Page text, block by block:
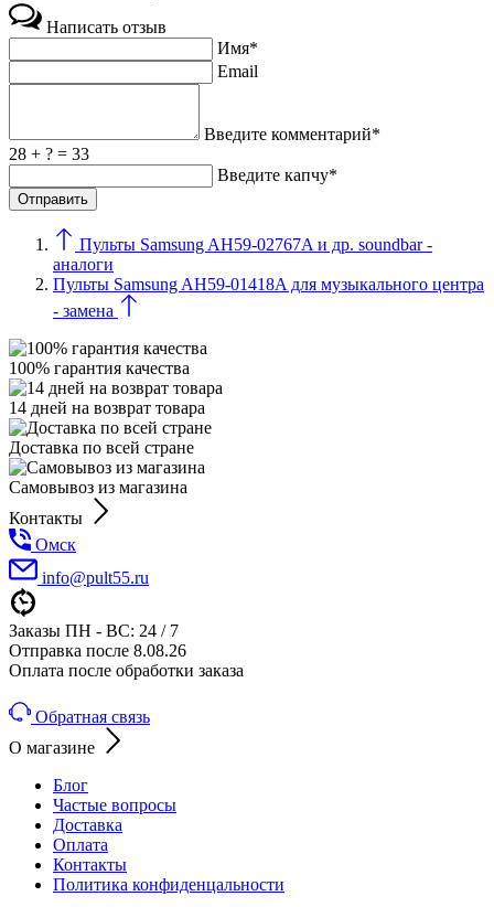
Написать отзыв
Имя*
Email
Введите комментарий*
28 + ? = 33
Введите капчу*
Пульты Samsung AH59-02767A и др. soundbar -
аналоги
Пульты Samsung AH59-01418A для музыкального центра
- замена
100% гарантия качества
14 дней на возврат товара
Доставка по всей стране
Самовывоз из магазина
Контакты
Омск
info@pult55.ru
Заказы ПН - ВС: 24 / 7
Отправка после 8.08.26
Оплата после обработки заказа
Обратная связь
О магазине
Блог
Частые вопросы
Доставка
Оплата
Контакты
Политика конфиденцальности